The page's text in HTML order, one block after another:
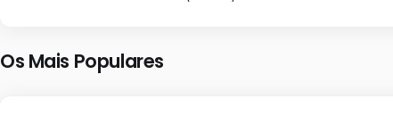
Os Mais Populares